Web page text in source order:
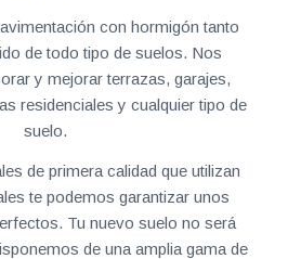
con hormigón tanto
de todo tipo de suelos. Nos
y mejorar terrazas, garajes,
residenciales y cualquier tipo de
suelo.
de primera calidad que utilizan
te podemos garantizar unos
Tu nuevo suelo no será
de una amplia gama de